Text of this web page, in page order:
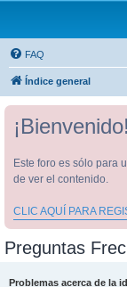
FAQ
Índice general
¡Bienvenido!
Este foro es sólo para
de ver el contenido.
CLIC AQUÍ PARA
Preguntas
Problemas acerca de la